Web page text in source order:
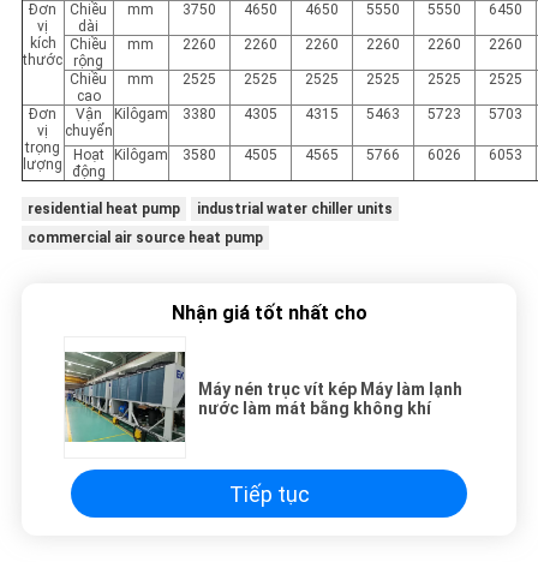
Đơn
vị
kích
thước
Chiều
dài
mm 3750 4650 4650 5550 5550 6450
Chiều
rộng
mm 2260 2260 2260 2260 2260 2260
Chiều
cao
mm 2525 2525 2525 2525 2525 2525
Đơn
vị
trọng
lượng
Vận
chuyển
Kilôgam 3380 4305 4315 5463 5723 5703
Hoạt
động
Kilôgam 3580 4505 4565 5766 6026 6053
residential heat pump
industrial water chiller units
commercial air source heat pump
Nhận giá tốt nhất cho
Máy nén trục vít kép Máy làm lạnh
nước làm mát bằng không khí
Tiếp tục